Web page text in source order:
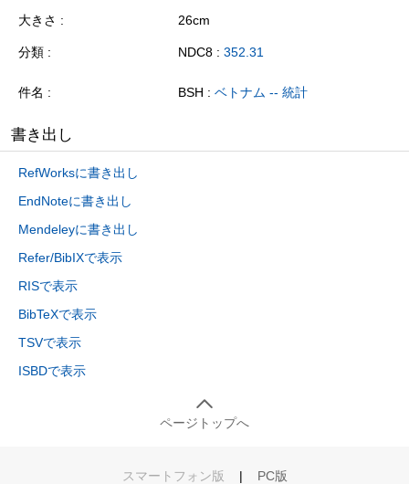
大きさ
26cm
分類 NDC8 : 352.31
件名 BSH : ベトナム -- 統計
書き出し
RefWorksに書き出し
EndNoteに書き出し
Mendeleyに書き出し
Refer/BibIXで表示
RISで表示
BibTeXで表示
TSVで表示
ISBDで表示
ページトップへ
スマートフォン版 | PC版